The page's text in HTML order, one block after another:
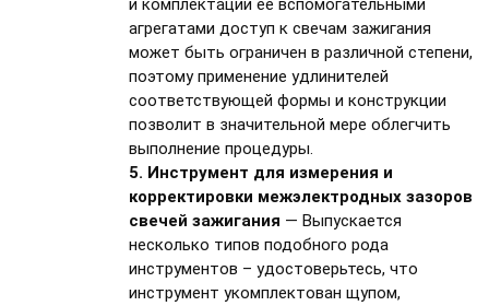
и комплектации ее вспомогательными
агрегатами доступ к свечам зажигания
может быть ограничен в различной степени,
поэтому применение удлинителей
соответствующей формы и конструкции
позволит в значительной мере облегчить
выполнение процедуры.
5. Инструмент для измерения и
корректировки межэлектродных зазоров
свечей зажигания — Выпускается
несколько типов подобного рода
инструментов – удостоверьтесь, что
инструмент укомплектован щупом,